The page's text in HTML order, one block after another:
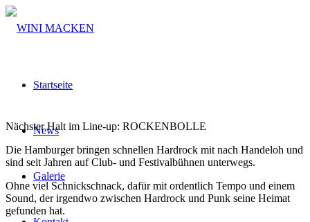
Startseite
News
Galerie
Nächster Halt im Line-up: ROCKENBOLLE
Die Hamburger bringen schnellen Hardrock mit nach Handeloh und
sind seit Jahren auf Club- und Festivalbühnen unterwegs.
Ohne viel Schnickschnack, dafür mit ordentlich Tempo und einem
Sound, der irgendwo zwischen Hardrock und Punk seine Heimat
gefunden hat.